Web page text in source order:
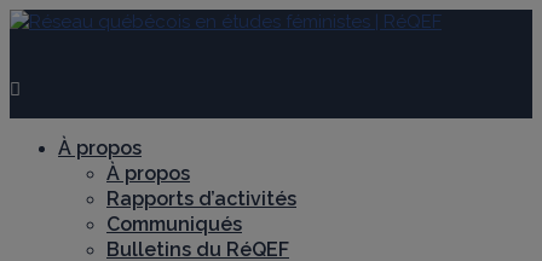
À propos
À propos
Rapports d’activités
Communiqués
Bulletins du RéQEF